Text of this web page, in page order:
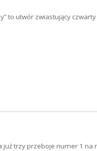
to utwór zwiastujący
już trzy przeboje numer 1 na